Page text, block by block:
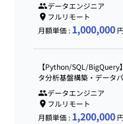
データエンジニア
フルリモート
月額単価 : 1,000,000 円
【Python/SQL/BigQuery
タ分析基盤構築・データ
データエンジニア
フルリモート
月額単価 : 1,200,000 円